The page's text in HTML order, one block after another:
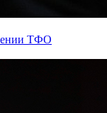
ТФО